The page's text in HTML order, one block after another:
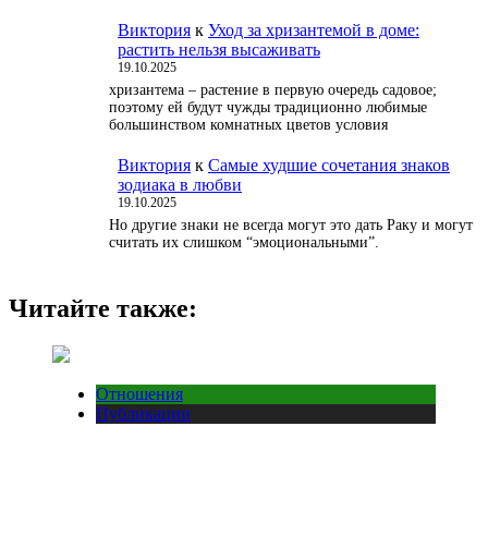
Виктория к Уход за хризантемой в доме:
растить нельзя высаживать
19.10.2025
хризантема – растение в первую очередь садовое;
поэтому ей будут чужды традиционно любимые
большинством комнатных цветов условия
Виктория к Самые худшие сочетания знаков
зодиака в любви
19.10.2025
Но другие знаки не всегда могут это дать Раку и могут
считать их слишком “эмоциональными”.
Читайте также:
Отношения
Публикации